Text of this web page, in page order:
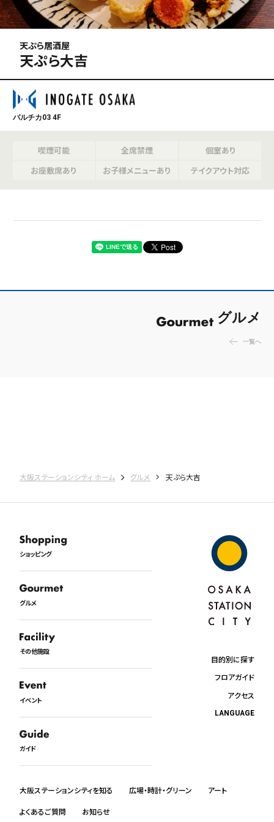
バルチカ03 4F
天ぷら居酒屋
天ぷら大吉
喫煙可能 全席禁煙
個室あり
お座敷席あり
お子様メニューあり テイクアウト対応
グルメ
一覧へ
大阪ステーションシティ ホーム グルメ 天ぷら大吉
ショッピング
グルメ
その他施設
イベント
ガイド
大阪ステーションシティを知る 広場・時計・グリーン アート
目的別に探す
フロアガイド
アクセス
LANGUAGE
ภาษาไทย
よくあるご質問 お知らせ